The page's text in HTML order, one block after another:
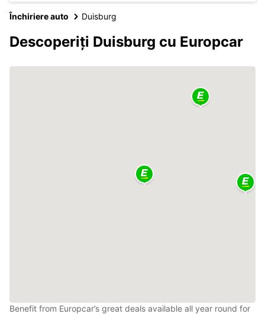
Închiriere auto Duisburg
Descoperiți Duisburg cu Europcar
Benefit from Europcar’s great deals available all year round for